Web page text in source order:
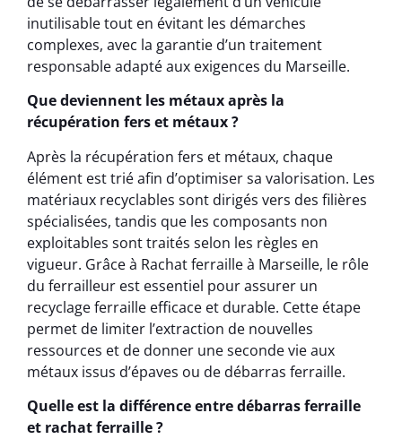
inutilisable tout en évitant les démarches
complexes, avec la garantie d’un traitement
responsable adapté aux exigences du Marseille.
Que deviennent les métaux après la
récupération fers et métaux ?
Après la récupération fers et métaux, chaque
élément est trié afin d’optimiser sa valorisation. Les
matériaux recyclables sont dirigés vers des filières
spécialisées, tandis que les composants non
exploitables sont traités selon les règles en
vigueur. Grâce à Rachat ferraille à Marseille, le rôle
du ferrailleur est essentiel pour assurer un
recyclage ferraille efficace et durable. Cette étape
permet de limiter l’extraction de nouvelles
ressources et de donner une seconde vie aux
métaux issus d’épaves ou de débarras ferraille.
Quelle est la différence entre débarras ferraille
et rachat ferraille ?